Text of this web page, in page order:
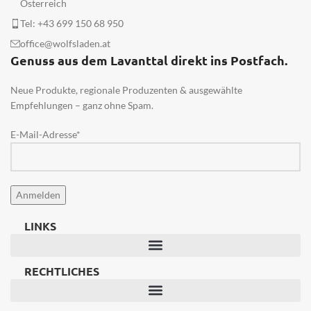
Sprüheigenschaft- siehe Foto.
kommt nun mit neuem
Sprühverschluss (schwarzer
Verschluss).Inhalt:50 ml
kommt nun mit neuem
Sprühkopf mit durchsichtigem
Österreich
Tel: +43 699 150 68 950
office@wolfsladen.at
Genuss aus dem Lavanttal direkt ins Postfach.
Neue Produkte, regionale Produzenten & ausgewählte
Empfehlungen – ganz ohne Spam.
E-Mail-Adresse*
LINKS
RECHTLICHES